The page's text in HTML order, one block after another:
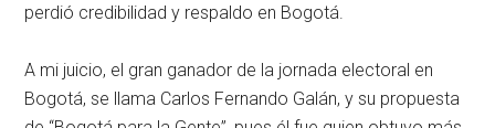
perdió credibilidad y respaldo en Bogotá.
A mi juicio, el gran ganador de la jornada electoral en
Bogotá, se llama Carlos Fernando Galán, y su propuesta